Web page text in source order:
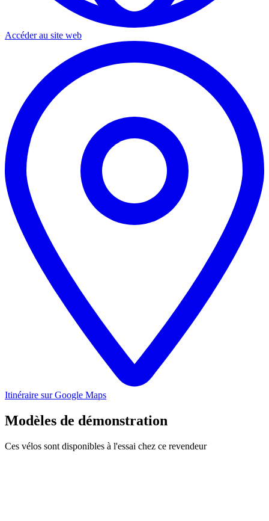
Accéder au site web
Itinéraire sur Google Maps
Modèles de démonstration
Ces vélos sont disponibles à l'essai chez ce revendeur